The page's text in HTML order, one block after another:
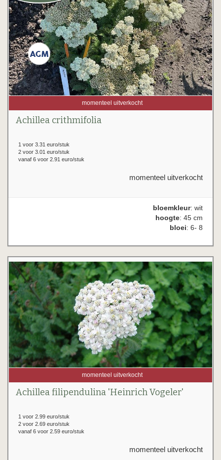
momenteel uitverkocht
Achillea crithmifolia
1 voor 3.31 euro/stuk
2 voor 3.01 euro/stuk
vanaf 6 voor 2.91 euro/stuk
momenteel uitverkocht
bloemkleur: wit
hoogte: 45 cm
bloei: 6- 8
momenteel uitverkocht
Achillea filipendulina 'Heinrich Vogeler'
1 voor 2.99 euro/stuk
2 voor 2.69 euro/stuk
vanaf 6 voor 2.59 euro/stuk
momenteel uitverkocht